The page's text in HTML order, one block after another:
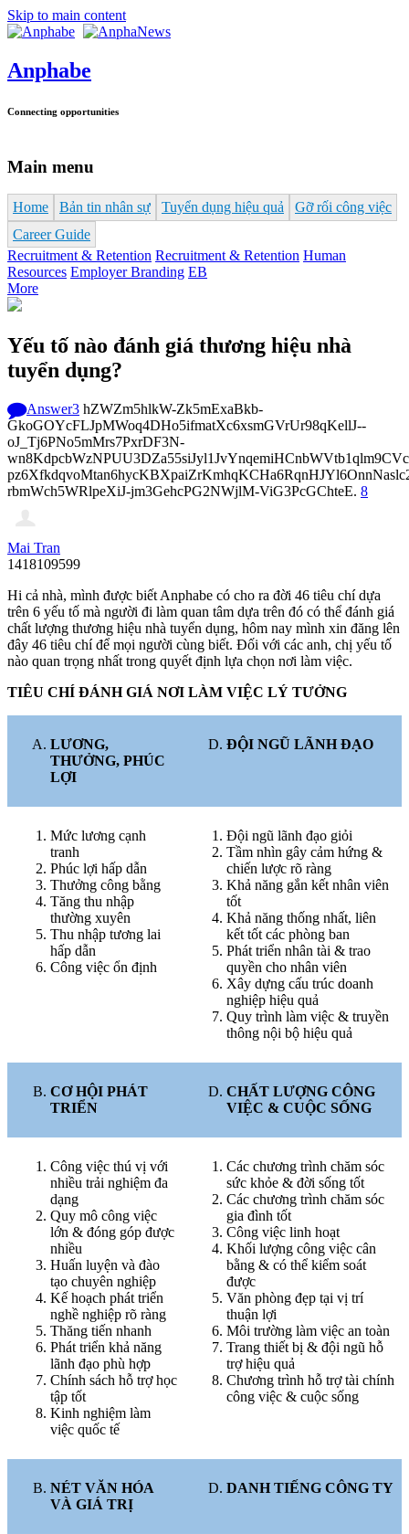
Skip to main content
Anphabe
Connecting opportunities
Main menu
Home Bản tin nhân sự Tuyển dụng hiệu quả
Gỡ rối công việc
Career Guide
Recruitment & Retention Recruitment & Retention Human
Resources Employer Branding EB
More
Yếu tố nào đánh giá thương hiệu nhà
tuyển dụng?
Answer3 hZWZm5hlkW-Zk5mExaBkb-
GkoGOYcFLJpMWoq4DHo5ifmatXc6xsmGVrUr98qKellJ--
oJ_Tj6PNo5mMrs7PxrDF3N-
rbmWch5WRlpeXiJ-jm3GehcPG2NWjlM-ViG3PcGChteE. 8
Mai Tran
1418109599
Hi cả nhà, mình được biết Anphabe có cho ra đời 46 tiêu chí dựa
trên 6 yếu tố mà người đi làm quan tâm dựa trên đó có thể đánh giá
chất lượng thương hiệu nhà tuyển dụng, hôm nay mình xin đăng lên
đây 46 tiêu chí để mọi người cùng biết. Đối với các anh, chị yếu tố
nào quan trọng nhất trong quyết định lựa chọn nơi làm việc.
TIÊU CHÍ ĐÁNH GIÁ NƠI LÀM VIỆC LÝ TƯỞNG
LƯƠNG,
THƯỞNG, PHÚC
LỢI
ĐỘI NGŨ LÃNH ĐẠO
Mức lương cạnh
tranh
Phúc lợi hấp dẫn
Thưởng công bằng
Tăng thu nhập
thường xuyên
Thu nhập tương lai
hấp dẫn
Công việc ổn định
Đội ngũ lãnh đạo giỏi
Tầm nhìn gây cảm hứng &
chiến lược rõ ràng
Khả năng gắn kết nhân viên
tốt
Khả năng thống nhất, liên
kết tốt các phòng ban
Phát triển nhân tài & trao
quyền cho nhân viên
Xây dựng cấu trúc doanh
nghiệp hiệu quả
Quy trình làm việc & truyền
thông nội bộ hiệu quả
CƠ HỘI PHÁT
TRIỂN
CHẤT LƯỢNG CÔNG
VIỆC & CUỘC SỐNG
Công việc thú vị với
nhiều trải nghiệm đa
dạng
Quy mô công việc
lớn & đóng góp được
nhiều
Huấn luyện và đào
tạo chuyên nghiệp
Kế hoạch phát triển
nghề nghiệp rõ ràng
Thăng tiến nhanh
Phát triển khả năng
lãnh đạo phù hợp
Chính sách hỗ trợ học
tập tốt
Kinh nghiệm làm
việc quốc tế
Các chương trình chăm sóc
sức khỏe & đời sống tốt
Các chương trình chăm sóc
gia đình tốt
Công việc linh hoạt
Khối lượng công việc cân
bằng & có thể kiểm soát
được
Văn phòng đẹp tại vị trí
thuận lợi
Môi trường làm việc an toàn
Trang thiết bị & đội ngũ hỗ
trợ hiệu quả
Chương trình hỗ trợ tài chính
công việc & cuộc sống
NÉT VĂN HÓA
VÀ GIÁ TRỊ
DANH TIẾNG CÔNG TY